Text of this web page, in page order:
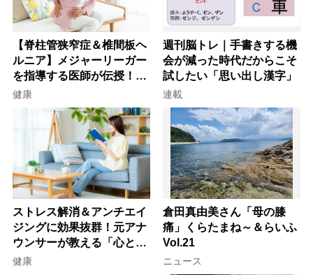
【脊柱管狭窄症＆椎間板ヘ
ルニア】メジャーリーガー
を指導する医師が伝授！腰
痛を自力で治す運動療法4
健康
週刊脳トレ｜手書きする機
会が減った時代だからこそ
試したい「思い出し漢字」
連載
ストレス解消＆アンチエイ
ジングに効果抜群！元アナ
ウンサーが教える「心と体
を元気にする音読の習慣」
健康
倉田真由美さん「母の膝
痛」くらたまね～＆らいふ
Vol.21
ニュース